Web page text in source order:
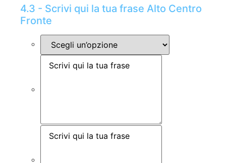
4.3 - Scrivi qui la tua frase Alto Centro
Fronte